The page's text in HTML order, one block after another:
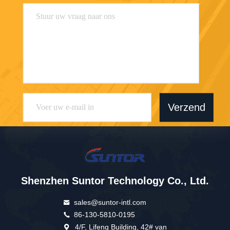
Verzend
Shenzhen Suntor Technology Co., Ltd.
sales@suntor-intl.com
86-130-5810-0195
4/F, Lifeng Building, 42# van